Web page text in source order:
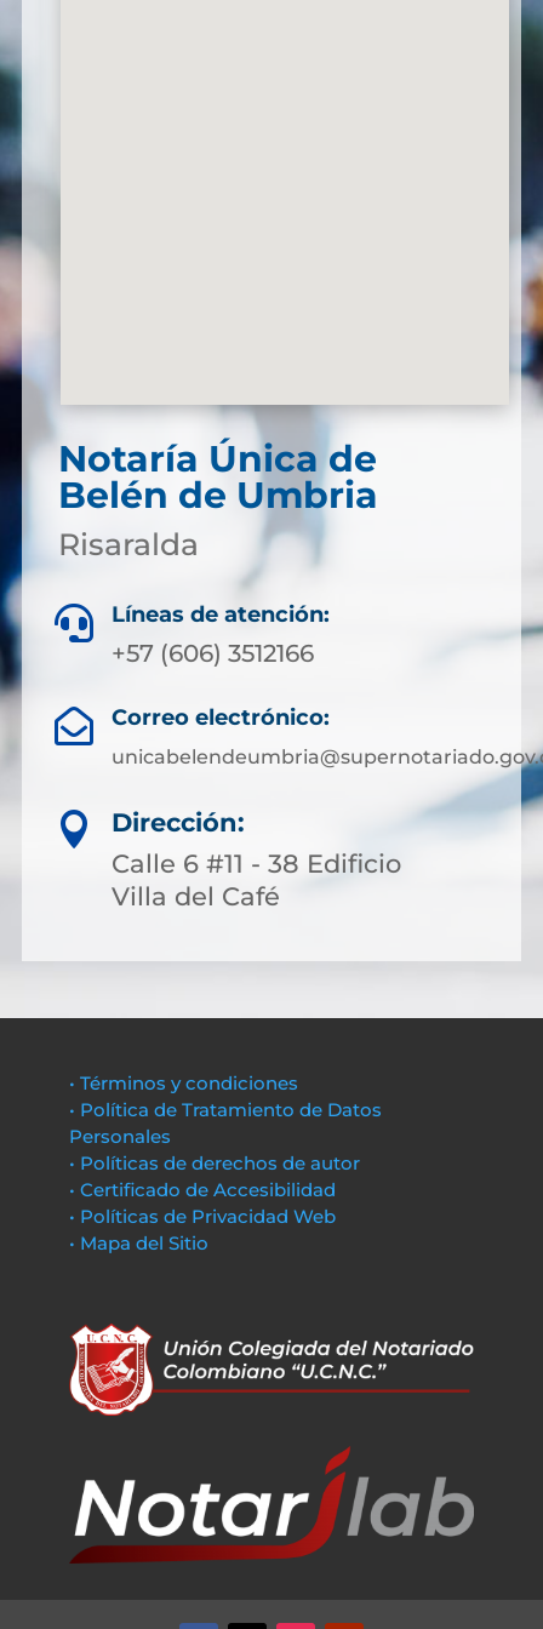
Notaría Única de
Belén de Umbria
Risaralda
 Líneas de atención:
+57 (606) 3512166
 Correo electrónico:

Dirección:
Calle 6 #11 - 38 Edificio
Villa del Café
• Términos y condiciones
• Política de Tratamiento de Datos
Personales
• Políticas de derechos de autor
• Certificado de Accesibilidad
• Políticas de Privacidad Web
• Mapa del Sitio